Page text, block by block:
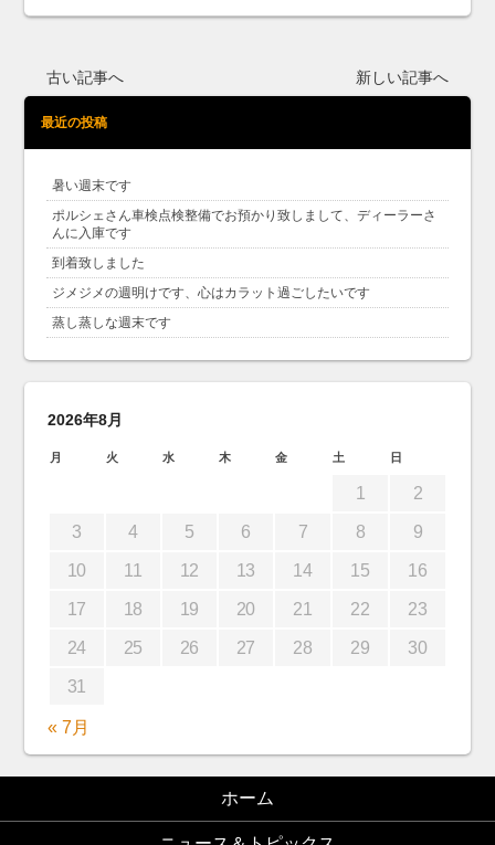
古い記事へ 新しい記事へ
最近の投稿
暑い週末です
ポルシェさん車検点検整備でお預かり致しまして、ディーラーさ
んに入庫です
到着致しました
ジメジメの週明けです、心はカラット過ごしたいです
蒸し蒸しな週末です
2026年8月
月 火 水 木 金 土 日
1 2
3 4 5 6 7 8 9
10 11 12 13 14 15 16
17 18 19 20 21 22 23
24 25 26 27 28 29 30
31
« 7月
ホーム